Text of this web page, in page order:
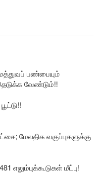
பண்பையும்
வேண்டும்!!
மேலதிக வகுப்புகளுக்கு
எலும்புக்கூடுகள் மீட்பு!